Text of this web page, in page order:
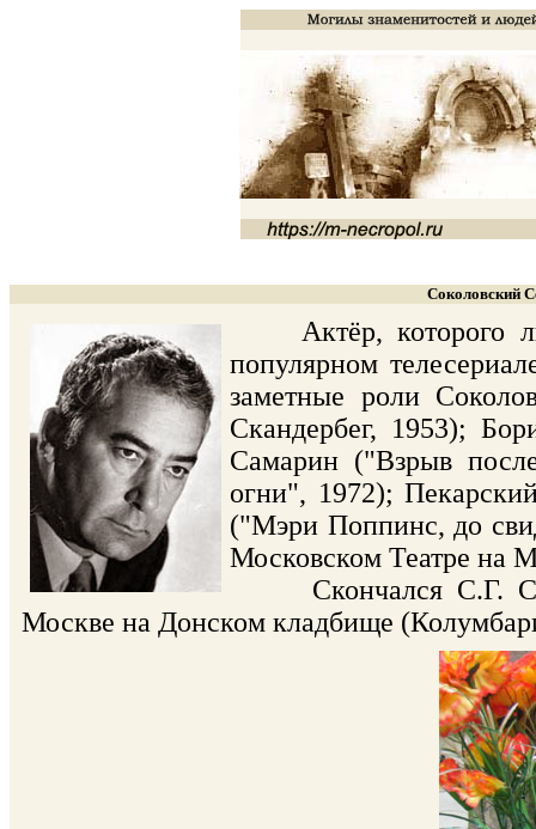
Соколовский
Актёр, которого
популярном
заметные роли
Скандербег, 1953);
Самарин ("Взрыв
огни", 1972);
("Мэри Поппинс, до
Московском Театре на
Скончался С.Г.
Москве на Донском кладбище